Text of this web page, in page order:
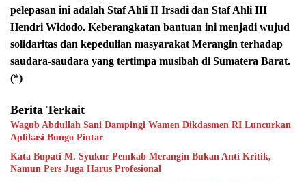
pelepasan ini adalah Staf Ahli II Irsadi dan Staf Ahli III
Hendri Widodo. Keberangkatan bantuan ini menjadi wujud
solidaritas dan kepedulian masyarakat Merangin terhadap
saudara-saudara yang tertimpa musibah di Sumatera Barat.
(*)
Berita Terkait
Wagub Abdullah Sani Dampingi Wamen Dikdasmen RI Luncurkan
Aplikasi Bungo Pintar
Kata Bupati M. Syukur Pemkab Merangin Bukan Anti Kritik,
Namun Pers Juga Harus Profesional